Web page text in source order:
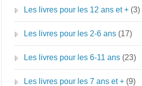
Les livres pour les 12 ans et + (3)
Les livres pour les 2-6 ans (17)
Les livres pour les 6-11 ans (23)
Les livres pour les 7 ans et + (9)